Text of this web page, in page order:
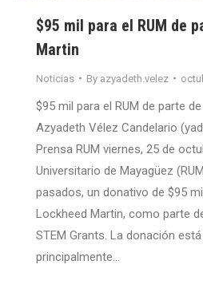
$95 mil para el RUM de
Martin
Noticias By azyadeth.velez
$95 mil para el RUM de parte
Azyadeth Vélez Candelario
Prensa RUM viernes, 25 de
Universitario de Mayagüez
pasados, un donativo de $95
Lockheed Martin, como parte
STEM Grants. La donación
principalmente…